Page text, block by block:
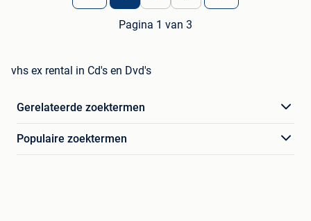
Pagina 1 van 3
vhs ex rental in Cd's en Dvd's
Gerelateerde zoektermen
Populaire zoektermen